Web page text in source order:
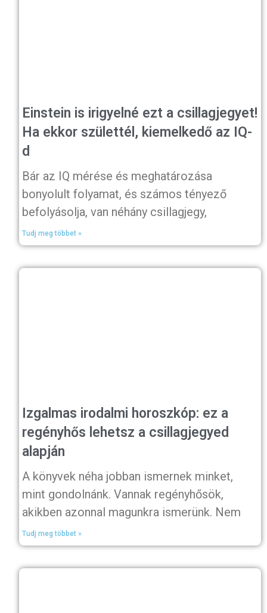
Einstein is irigyelné ezt a csillagjegyet!
Ha ekkor születtél, kiemelkedő az IQ-
d
Bár az IQ mérése és meghatározása
bonyolult folyamat, és számos tényező
befolyásolja, van néhány csillagjegy,
Tudj meg többet »
Izgalmas irodalmi horoszkóp: ez a
regényhős lehetsz a csillagjegyed
alapján
A könyvek néha jobban ismernek minket,
mint gondolnánk. Vannak regényhősök,
akikben azonnal magunkra ismerünk. Nem
Tudj meg többet »